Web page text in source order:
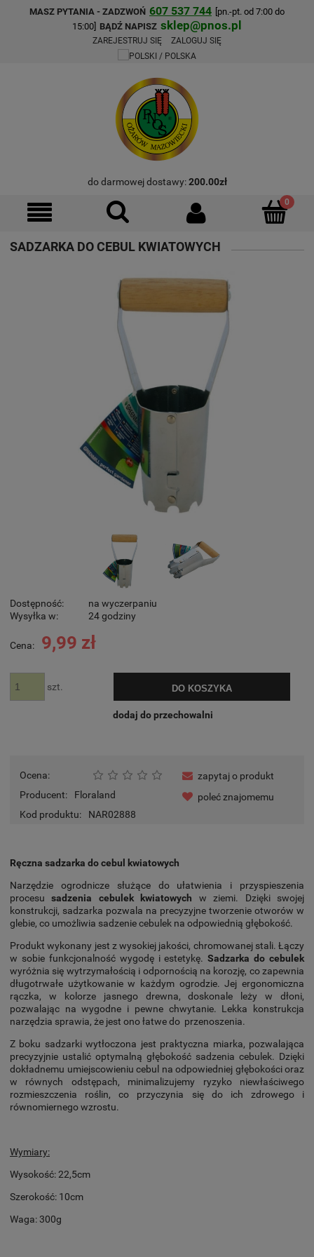
MASZ PYTANIA - ZADZWOŃ 607 537 744 [pn.-pt. od 7:00 do
15:00] BĄDŹ NAPISZ sklep@pnos.pl
ZAREJESTRUJ SIĘ ZALOGUJ SIĘ
do darmowej dostawy:200.00zł
SADZARKA DO CEBUL KWIATOWYCH
Dostępność:
na wyczerpaniu
Wysyłka w:
24 godziny
Cena: 9,99 zł
szt. DO KOSZYKA
dodaj do przechowalni
Ocena:
Producent:
Floraland
Kod produktu:
NAR02888
zapytaj o produkt
poleć znajomemu
Ręczna sadzarka do cebul kwiatowych
Narzędzie ogrodnicze służące do ułatwienia i przyspieszenia
procesusadzenia cebulek kwiatowych w ziemi. Dzięki swojej
konstrukcji, sadzarka pozwala na precyzyjne tworzenie otworów w
glebie, co umożliwia sadzenie cebulek na odpowiednią głębokość.
Produkt wykonany jest z wysokiej jakości, chromowanej stali. Łączy
w sobie funkcjonalność wygodę i estetykę.Sadzarka do cebulek
wyróżnia się wytrzymałością i odpornością na korozję, co zapewnia
długotrwałe użytkowanie w każdym ogrodzie. Jej ergonomiczna
rączka, w kolorze jasnego drewna, doskonale leży w dłoni,
pozwalając na wygodne i pewne chwytanie. Lekka konstrukcja
narzędzia sprawia, że jest ono łatwe do przenoszenia.
Z boku sadzarki wytłoczona jest praktyczna miarka, pozwalająca
precyzyjnie ustalić optymalną głębokość sadzenia cebulek. Dzięki
dokładnemu umiejscowieniu cebul na odpowiedniej głębokości oraz
w równych odstępach, minimalizujemy ryzyko niewłaściwego
rozmieszczenia roślin, co przyczynia się do ich zdrowego i
równomiernego wzrostu.
Wymiary:
Wysokość: 22,5cm
Szerokość: 10cm
Waga: 300g